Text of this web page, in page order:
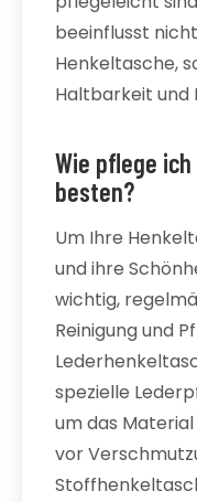
beeinflusst
Henkeltasche,
Haltbarkeit und
Wie pflege
besten?
Um Ihre
und ihre
wichtig,
Reinigung und
spezielle
um das
vor